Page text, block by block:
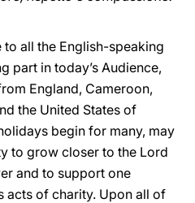
all the English-speaking
part in today’s Audience,
England, Cameroon,
the United States of
begin for many, may
to grow closer to the Lord
and to support one
acts of charity. Upon all of